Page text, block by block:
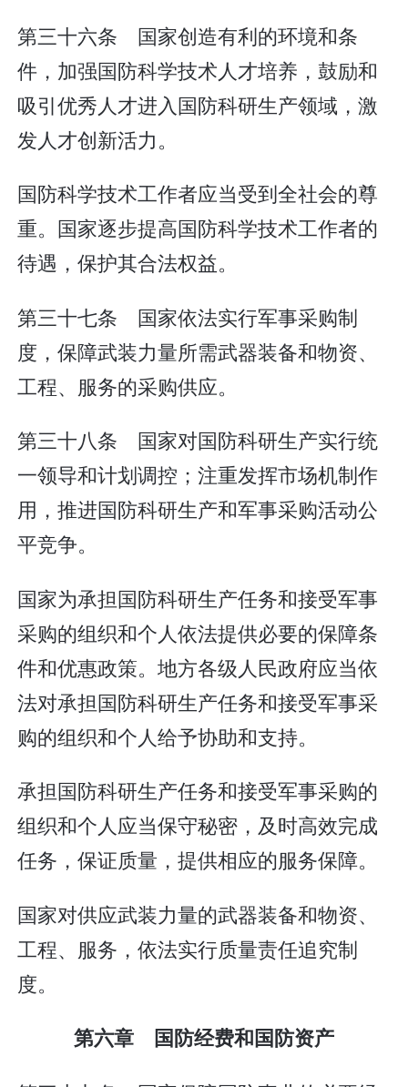
第三十六条 国家创造有利的环境和条
件，加强国防科学技术人才培养，鼓励和
吸引优秀人才进入国防科研生产领域，激
发人才创新活力。
国防科学技术工作者应当受到全社会的尊
重。国家逐步提高国防科学技术工作者的
待遇，保护其合法权益。
第三十七条 国家依法实行军事采购制
度，保障武装力量所需武器装备和物资、
工程、服务的采购供应。
第三十八条 国家对国防科研生产实行统
一领导和计划调控；注重发挥市场机制作
用，推进国防科研生产和军事采购活动公
平竞争。
国家为承担国防科研生产任务和接受军事
采购的组织和个人依法提供必要的保障条
件和优惠政策。地方各级人民政府应当依
法对承担国防科研生产任务和接受军事采
购的组织和个人给予协助和支持。
承担国防科研生产任务和接受军事采购的
组织和个人应当保守秘密，及时高效完成
任务，保证质量，提供相应的服务保障。
国家对供应武装力量的武器装备和物资、
工程、服务，依法实行质量责任追究制
度。
第六章 国防经费和国防资产